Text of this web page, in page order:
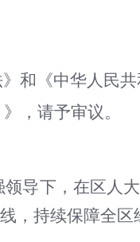
和《中华人民
，请予审议。
导下，在区人
，持续保障全区